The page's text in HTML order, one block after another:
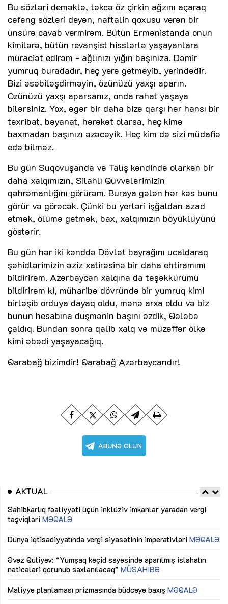
Bu sözləri deməklə, təkcə öz çirkin ağzını açaraq
cəfəng sözləri deyən, naftalin qoxusu verən bir
ünsürə cavab vermirəm. Bütün Ermənistanda onun
kimilərə, bütün revanşist hisslərlə yaşayanlara
müraciət edirəm - ağlınızı yığın başınıza. Dəmir
yumruq buradadır, heç yerə getməyib, yerindədir.
Bizi əsəbiləşdirməyin, özünüzü yaxşı aparın.
Özünüzü yaxşı aparsanız, onda rahat yaşaya
bilərsiniz. Yox, əgər bir daha bizə qarşı hər hansı bir
təxribat, bəyanat, hərəkət olarsa, heç kimə
baxmadan başınızı əzəcəyik. Heç kim də sizi müdafiə
edə bilməz.
Bu gün Suqovuşanda və Talış kəndində olarkən bir
daha xalqımızın, Silahlı Qüvvələrimizin
qəhrəmanlığını görürəm. Buraya gələn hər kəs bunu
görür və görəcək. Çünki bu yerləri işğaldan azad
etmək, ölümə getmək, bax, xalqımızın böyüklüyünü
göstərir.
Bu gün hər iki kənddə Dövlət bayrağını ucaldaraq
şəhidlərimizin əziz xatirəsinə bir daha ehtiramımı
bildirirəm. Azərbaycan xalqına da təşəkkürümü
bildirirəm ki, müharibə dövründə bir yumruq kimi
birləşib orduya dayaq oldu, mənə arxa oldu və biz
bunun hesabına düşmənin başını əzdik, Qələbə
çaldıq. Bundan sonra qalib xalq və müzəffər ölkə
kimi əbədi yaşayacağıq.
Qarabağ bizimdir! Qarabağ Azərbaycandır!
AKTUAL
Sahibkarlıq fəaliyyəti üçün inklüziv imkanlar yaradan vergi
təşviqləri MƏQALƏ
Dünya iqtisadiyyatında vergi siyasətinin imperativləri MƏQALƏ
Əvəz Quliyev: “Yumşaq keçid sayəsində aparılmış islahatın
nəticələri qorunub saxlanılacaq” MÜSAHİBƏ
Maliyyə planlaması prizmasında büdcəyə baxış MƏQALƏ